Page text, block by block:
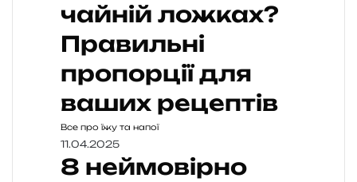
чайній ложках?
Правильні
пропорції для
ваших рецептів
Все про їжу та напої
11.04.2025
8 неймовірно